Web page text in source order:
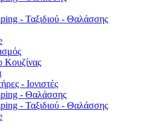
- Ταξιδιού - Θαλάσσης
Κουζίνας
- Ιονιστές
- Θαλάσσης
- Ταξιδιού - Θαλάσσης